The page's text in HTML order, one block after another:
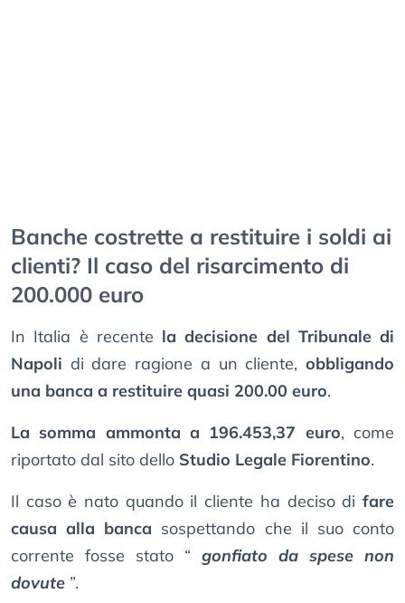
Banche costrette a restituire i soldi ai
clienti? Il caso del risarcimento di
200.000 euro
In Italia è recente la decisione del Tribunale di
Napoli di dare ragione a un cliente, obbligando
una banca a restituire quasi 200.00 euro.
La somma ammonta a 196.453,37 euro, come
riportato dal sito dello Studio Legale Fiorentino.
Il caso è nato quando il cliente ha deciso di fare
causa alla banca sospettando che il suo conto
corrente fosse stato “ gonfiato da spese non
dovute ”.